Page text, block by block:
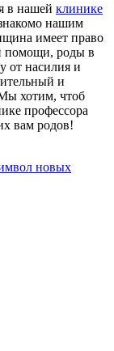
в нашей клинике
нашим
имеет право
помощи, роды в
от насилия и
и
хотим, чтоб
профессора
вам родов!
новых